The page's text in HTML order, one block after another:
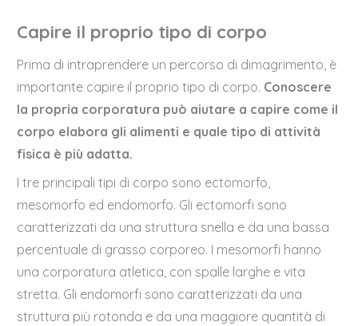
Capire il proprio tipo di corpo
Prima di intraprendere un percorso di dimagrimento, è
importante capire il proprio tipo di corpo. Conoscere
la propria corporatura può aiutare a capire come il
corpo elabora gli alimenti e quale tipo di attività
fisica è più adatta.
I tre principali tipi di corpo sono ectomorfo,
mesomorfo ed endomorfo. Gli ectomorfi sono
caratterizzati da una struttura snella e da una bassa
percentuale di grasso corporeo. I mesomorfi hanno
una corporatura atletica, con spalle larghe e vita
stretta. Gli endomorfi sono caratterizzati da una
struttura più rotonda e da una maggiore quantità di